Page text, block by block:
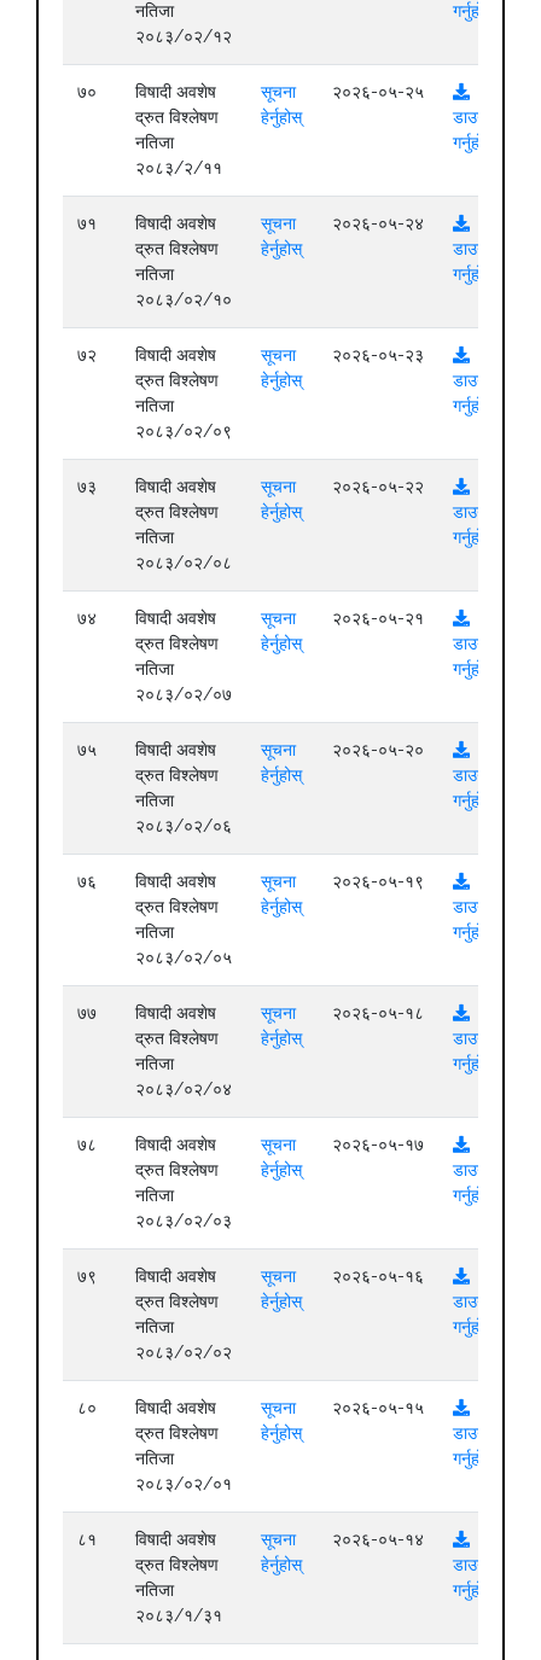
नतिजा
२०८३/०२/१२
गर्नुहोस्
७०
विषादी अवशेष
द्रुत विश्लेषण
नतिजा
२०८३/२/११
सूचना
हेर्नुहोस्
२०२६-०५-२५
डाउनलोड
गर्नुहोस्
७१
विषादी अवशेष
द्रुत विश्लेषण
नतिजा
२०८३/०२/१०
सूचना
हेर्नुहोस्
२०२६-०५-२४
डाउनलोड
गर्नुहोस्
७२
विषादी अवशेष
द्रुत विश्लेषण
नतिजा
२०८३/०२/०९
सूचना
हेर्नुहोस्
२०२६-०५-२३
डाउनलोड
गर्नुहोस्
७३
विषादी अवशेष
द्रुत विश्लेषण
नतिजा
२०८३/०२/०८
सूचना
हेर्नुहोस्
२०२६-०५-२२
डाउनलोड
गर्नुहोस्
७४
विषादी अवशेष
द्रुत विश्लेषण
नतिजा
२०८३/०२/०७
सूचना
हेर्नुहोस्
२०२६-०५-२१
डाउनलोड
गर्नुहोस्
७५
विषादी अवशेष
द्रुत विश्लेषण
नतिजा
२०८३/०२/०६
सूचना
हेर्नुहोस्
२०२६-०५-२०
डाउनलोड
गर्नुहोस्
७६
विषादी अवशेष
द्रुत विश्लेषण
नतिजा
२०८३/०२/०५
सूचना
हेर्नुहोस्
२०२६-०५-१९
डाउनलोड
गर्नुहोस्
७७
विषादी अवशेष
द्रुत विश्लेषण
नतिजा
२०८३/०२/०४
सूचना
हेर्नुहोस्
२०२६-०५-१८
डाउनलोड
गर्नुहोस्
७८
विषादी अवशेष
द्रुत विश्लेषण
नतिजा
२०८३/०२/०३
सूचना
हेर्नुहोस्
२०२६-०५-१७
डाउनलोड
गर्नुहोस्
७९
विषादी अवशेष
द्रुत विश्लेषण
नतिजा
२०८३/०२/०२
सूचना
हेर्नुहोस्
२०२६-०५-१६
डाउनलोड
गर्नुहोस्
८०
विषादी अवशेष
द्रुत विश्लेषण
नतिजा
२०८३/०२/०१
सूचना
हेर्नुहोस्
२०२६-०५-१५
डाउनलोड
गर्नुहोस्
८१
विषादी अवशेष
द्रुत विश्लेषण
नतिजा
२०८३/१/३१
सूचना
हेर्नुहोस्
२०२६-०५-१४
डाउनलोड
गर्नुहोस्